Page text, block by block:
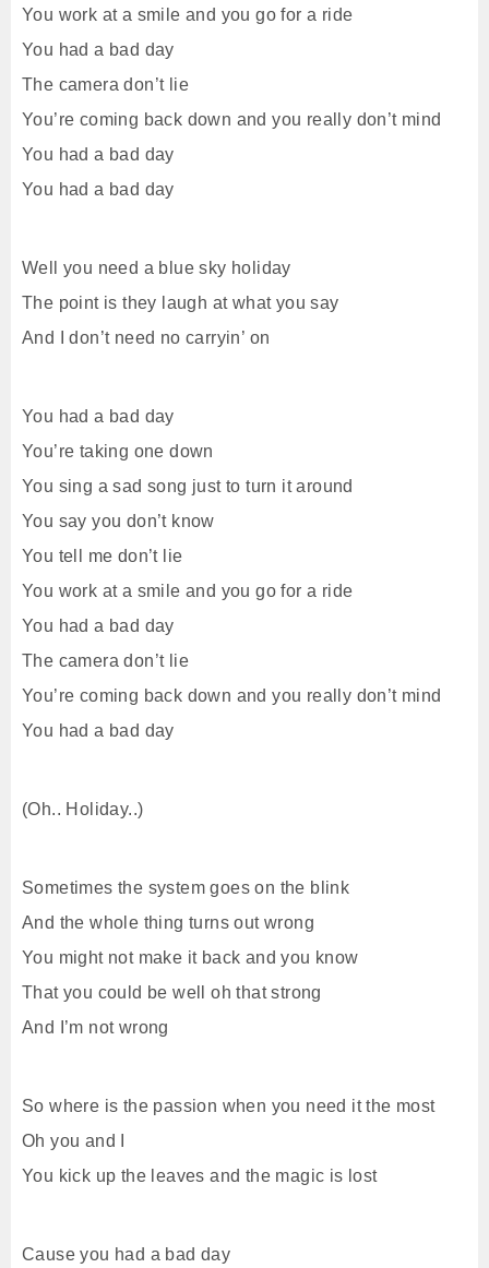
You work at a smile and you go for a ride
You had a bad day
The camera don’t lie
You’re coming back down and you really don’t mind
You had a bad day
You had a bad day
Well you need a blue sky holiday
The point is they laugh at what you say
And I don’t need no carryin’ on
You had a bad day
You’re taking one down
You sing a sad song just to turn it around
You say you don’t know
You tell me don’t lie
You work at a smile and you go for a ride
You had a bad day
The camera don’t lie
You’re coming back down and you really don’t mind
You had a bad day
(Oh.. Holiday..)
Sometimes the system goes on the blink
And the whole thing turns out wrong
You might not make it back and you know
That you could be well oh that strong
And I’m not wrong
So where is the passion when you need it the most
Oh you and I
You kick up the leaves and the magic is lost
Cause you had a bad day